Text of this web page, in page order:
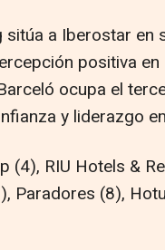
a Iberostar en
positiva en
ocupa el
y liderazgo
(4), RIU Hotels &
Paradores (8),